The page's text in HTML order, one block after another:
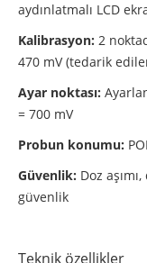
aydınlatmalı LCD
Kalibrasyon: 2
470 mV (tedarik
Ayar noktası:
= 700 mV
Probun konumu:
Güvenlik: Doz
güvenlik
Teknik özellikler